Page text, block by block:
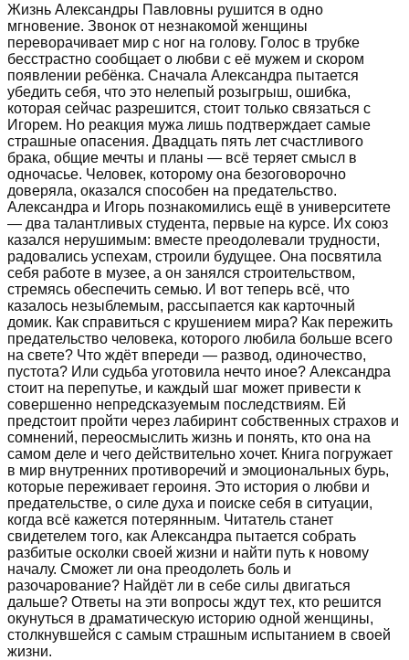
Жизнь Александры Павловны рушится в одно
мгновение. Звонок от незнакомой женщины
переворачивает мир с ног на голову. Голос в трубке
бесстрастно сообщает о любви с её мужем и скором
появлении ребёнка. Сначала Александра пытается
убедить себя, что это нелепый розыгрыш, ошибка,
которая сейчас разрешится, стоит только связаться с
Игорем. Но реакция мужа лишь подтверждает самые
страшные опасения. Двадцать пять лет счастливого
брака, общие мечты и планы — всё теряет смысл в
одночасье. Человек, которому она безоговорочно
доверяла, оказался способен на предательство.
Александра и Игорь познакомились ещё в университете
— два талантливых студента, первые на курсе. Их союз
казался нерушимым: вместе преодолевали трудности,
радовались успехам, строили будущее. Она посвятила
себя работе в музее, а он занялся строительством,
стремясь обеспечить семью. И вот теперь всё, что
казалось незыблемым, рассыпается как карточный
домик. Как справиться с крушением мира? Как пережить
предательство человека, которого любила больше всего
на свете? Что ждёт впереди — развод, одиночество,
пустота? Или судьба уготовила нечто иное? Александра
стоит на перепутье, и каждый шаг может привести к
совершенно непредсказуемым последствиям. Ей
предстоит пройти через лабиринт собственных страхов и
сомнений, переосмыслить жизнь и понять, кто она на
самом деле и чего действительно хочет. Книга погружает
в мир внутренних противоречий и эмоциональных бурь,
которые переживает героиня. Это история о любви и
предательстве, о силе духа и поиске себя в ситуации,
когда всё кажется потерянным. Читатель станет
свидетелем того, как Александра пытается собрать
разбитые осколки своей жизни и найти путь к новому
началу. Сможет ли она преодолеть боль и
разочарование? Найдёт ли в себе силы двигаться
дальше? Ответы на эти вопросы ждут тех, кто решится
окунуться в драматическую историю одной женщины,
столкнувшейся с самым страшным испытанием в своей
жизни.